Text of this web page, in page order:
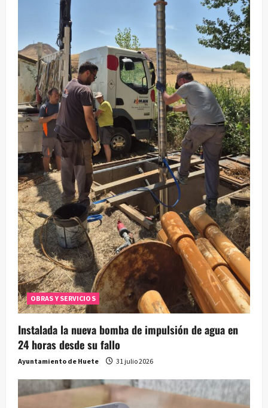
OBRAS Y SERVICIOS
Instalada la nueva bomba de impulsión de agua en
24 horas desde su fallo
Ayuntamiento de Huete 31 julio 2026